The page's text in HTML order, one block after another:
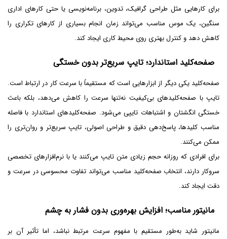
برای کارهایی مثل طراحی گرافیک، تدوین، برنامه‌نویسی یا حتی کارهای اداری
سنگین، یک موس مناسب می‌تواند زمان انجام بسیاری از کارهای تکراری را
کاهش دهد و کنترل بهتری روی محیط کاری ایجاد کند.
صفحه‌کلید استاندارد؛ تایپ سریع‌تر بدون خستگی
صفحه‌کلید یکی دیگر از ابزارهایی است که مستقیماً با سرعت کار در ارتباط است.
تایپ با صفحه‌کلیدهای بی‌کیفیت نه‌تنها سرعت را کاهش می‌دهد، بلکه باعث
خستگی انگشتان و اشتباهات تایپی می‌شود. صفحه‌کلیدهای استاندارد با فاصله
مناسب کلیدها، پاسخ‌دهی دقیق و طراحی اصولی، تایپ سریع‌تر و روان‌تری را
ممکن می‌کنند.
برای افرادی که روزانه حجم زیادی متن تایپ می‌کنند یا با نرم‌افزارهای تخصصی
سروکار دارند، انتخاب صفحه‌کلید مناسب می‌تواند تفاوت محسوسی در سرعت و
دقت ایجاد کند.
مانیتور مناسب؛ افزایش بهره‌وری بدون فشار به چشم
مانیتور شاید به‌طور مستقیم با مفهوم سرعت مرتبط نباشد، اما تأثیر آن بر